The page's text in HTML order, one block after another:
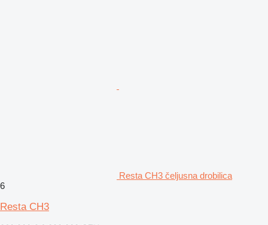
Resta CH3 čeljusna drobilica
6
Resta CH3